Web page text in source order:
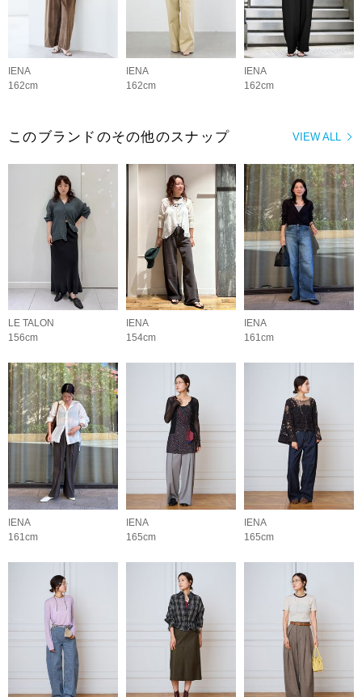
IENA
162cm
IENA
162cm
IENA
162cm
VIEW ALL
このブランドのその他のスナップ
LE TALON
156cm
IENA
154cm
IENA
161cm
IENA
161cm
IENA
165cm
IENA
165cm